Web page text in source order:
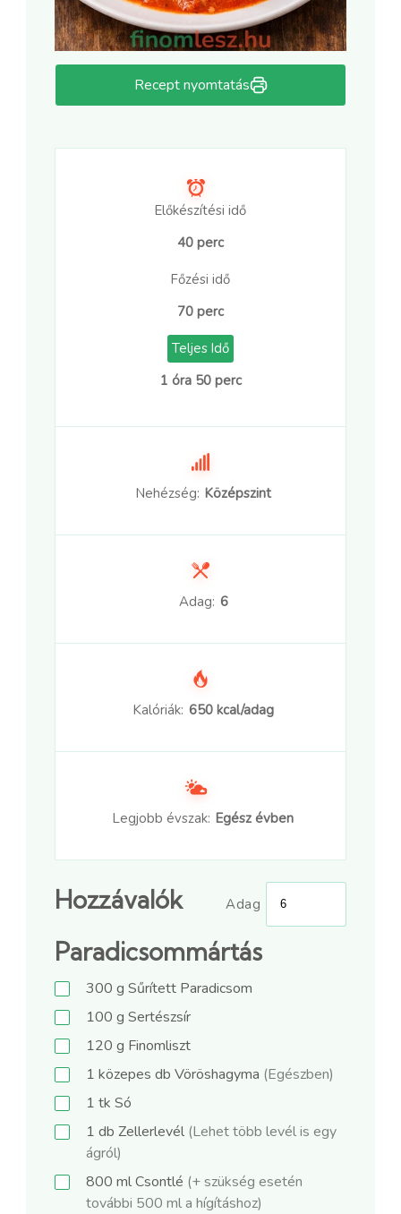
Recept nyomtatás
Előkészítési idő
40 perc
Főzési idő
70 perc
Teljes Idő
1 óra 50 perc
Nehézség: Középszint
Adag: 6
Kalóriák: 650 kcal/adag
Legjobb évszak: Egész évben
Hozzávalók Adag
Paradicsommártás
300 g Sűrített Paradicsom
100 g Sertészsír
120 g Finomliszt
1 közepes db Vöröshagyma (Egészben)
1 tk Só
1 db Zellerlevél (Lehet több levél is egy
ágról)
800 mlCsontlé (+ szükség esetén
további 500 ml a hígításhoz)